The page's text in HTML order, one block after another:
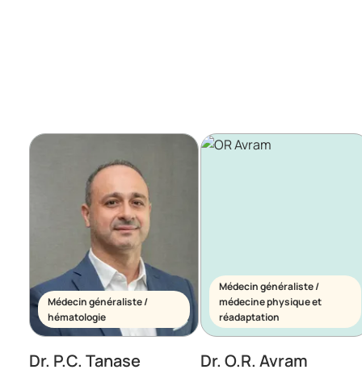
Médecin généraliste /
hématologie
Dr. P.C. Tanase
Médecin généraliste /
médecine physique et
réadaptation
Dr. O.R. Avram